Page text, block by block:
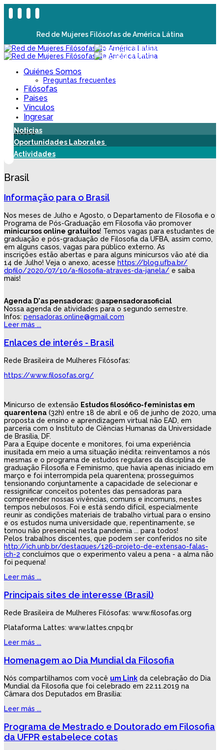
Red de Mujeres Filósofas de América Látina
Quiénes Somos
Preguntas frecuentes
Filósofas
Paises
Vínculos
Ingresar
Noticias
Oportunidades Laborales
Actividades
Brasil
Informação para o Brasil
Nos meses de Julho e Agosto, o Departamento de Filosofia e o
Programa de Pós-Graduação em Filosofia vão promover
minicursos online gratuitos! Temos vagas para estudantes de
graduação e pós-graduação de Filosofia da UFBA, assim como,
em alguns casos, vagas para público externo. As
inscrições estão abertas e para alguns minicursos vão até dia
14 de Julho! Veja o anexo, acesse https://blog.ufba.br/
dpfilo/2020/07/10/a-filosofia-atraves-da-janela/ e saiba
mais!
Agenda D'as pensadoras: @aspensadorasoficial
Nossa agenda de atividades para o segundo semestre.
Infos: pensadoras.online@gmail.com
Leer más ...
Enlaces de interés - Brasil
Rede Brasileira de Mulheres Filósofas:
https://www.filosofas.org/
Minicurso de extensão Estudos filosófico-feministas em
quarentena (32h) entre 18 de abril e 06 de junho de 2020, uma
proposta de ensino e aprendizagem virtual não EAD, em
parceria com o Instituto de Ciências Humanas da Universidade
de Brasília, DF.
Para a Equipe docente e monitores, foi uma experiência
inusitada em meio a uma situação inédita: reinventamos a nós
mesmas e o programa de estudos regulares da disciplina de
graduação Filosofia e Feminismo, que havia apenas iniciado em
março e foi interrompida pela quarentena; prosseguimos
tensionando conjuntamente a capacidade de selecionar e
ressignificar conceitos potentes das pensadoras para
compreender nossas vivências, comuns e incomuns, nestes
tempos nebulosos. Foi e está sendo difícil, especialmente
reunir as condições materiais de trabalho virtual para o ensino
e os estudos numa universidade que, repentinamente, se
tornou não presencial nesta pandemia ... para todos!
Pelos trabalhos discentes, que podem ser conferidos no site
http://ich.unb.br/destaques/126-projeto-de-extensao-falas-
ich-2 concluímos que o experimento valeu a pena - a alma não
foi pequena!
Leer más ...
Principais sites de interesse (Brasil)
Rede Brasileira de Mulheres Filósofas: www.filosofas.org
Plataforma Lattes: www.lattes.cnpq.br
Leer más ...
Homenagem ao Dia Mundial da Filosofia
Nós compartilhamos com você um Link da celebração do Dia
Mundial da Filosofia que foi celebrado em 22.11.2019 na
Câmara dos Deputados em Brasília:
Leer más ...
Programa de Mestrado e Doutorado em Filosofia
da UFPR estabelece cotas